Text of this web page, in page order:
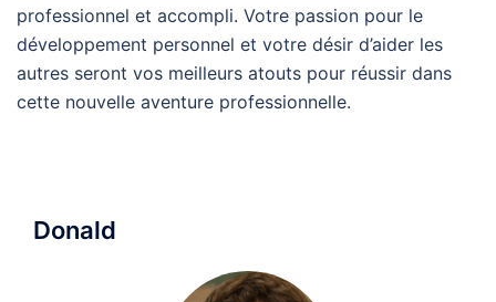
professionnel et accompli. Votre passion pour le
développement personnel et votre désir d’aider les
autres seront vos meilleurs atouts pour réussir dans
cette nouvelle aventure professionnelle.
Donald